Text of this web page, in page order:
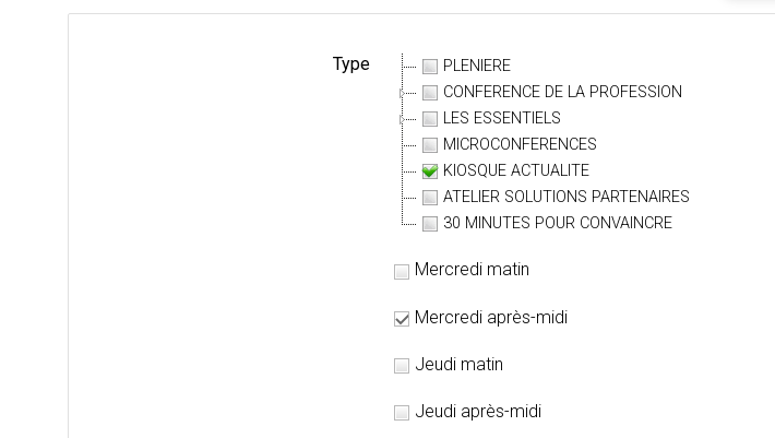
Type
PLENIERE
CONFERENCE DE LA PROFESSION
LES ESSENTIELS
MICROCONFERENCES
KIOSQUE ACTUALITE
ATELIER SOLUTIONS PARTENAIRES
30 MINUTES POUR CONVAINCRE
Mercredi matin
Mercredi après-midi
Jeudi matin
Jeudi après-midi